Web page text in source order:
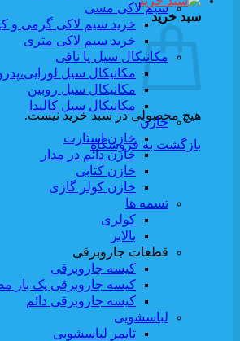
سبد خرید
هیچ محصولی در سبد خرید نیست.
بازگشت به فروشگاه
سیم لاکی مسی
خرید سیم لاکی گرمی و
خرید سیم لاکی متری
مکانیکال سیل یا نافی
مکانیکال سیل
مکانیکال سیل روبین
مکانیکال سیل کالپدا
خازن
خازن استارت
خازن دائم در مدار
خازن کتابی
خازن کولر گازی
تسمه ها
کولری
بالابر
قطعات جاروبرقی
کیسه جاروبرقی
کیسه جاروبرقی یک بار
کیسه جاروبرقی دائم
لباسشویی
تایمر لباسشویی